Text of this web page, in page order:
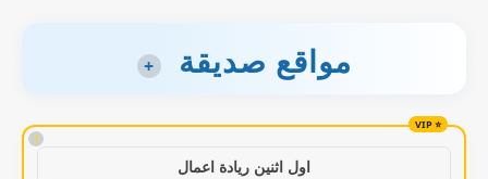
مواقع صديقة +
!
اول اثنين ريادة اعمال